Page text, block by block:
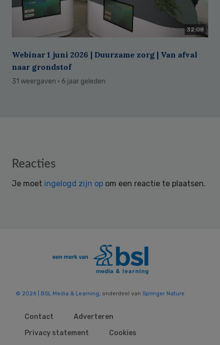
32:08
Webinar 1 juni 2026 | Duurzame zorg | Van afval
naar grondstof
31 weergaven · 6 jaar geleden
Reader
Reacties
Je moet ingelogd zijn op om een reactie te plaatsen.
© 2026 | BSL Media & Learning, onderdeel van Springer Nature
Contact
Adverteren
Privacy statement
Cookies